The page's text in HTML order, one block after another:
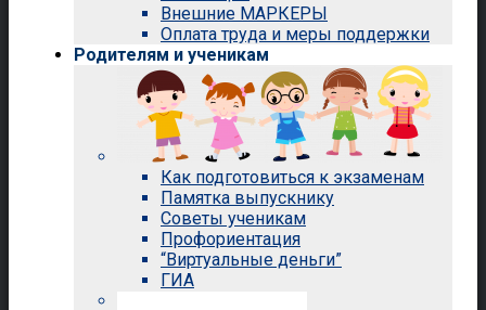
Внешние МАРКЕРЫ
Оплата труда и меры поддержки
Родителям и ученикам
Как подготовиться к экзаменам
Памятка выпускнику
Советы ученикам
Профориентация
“Виртуальные деньги”
ГИА